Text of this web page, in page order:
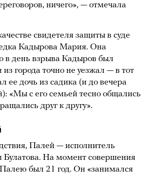
ничего», — отмечала
свидетеля защиты в суде
Кадырова Мария. Она
в день взрыва Кадыров был
из города точно не уезжал — в тот
ее дочь из садика (и до вечера
«Мы с его семьей тесно общались
друг к другу».
Палей — исполнитель
Булатова. На момент совершения
был 21 год. Он «занимался